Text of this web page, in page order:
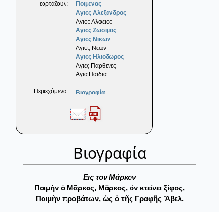
εορτάζουν:
Ποιμενας
Αγιος Αλεξανδρος
Αγιος Αλφειος
Αγιος Ζωσιμος
Αγιος Νικων
Αγιος Νεων
Αγιος Ηλιοδωρος
Αγιες Παρθενες
Αγια Παιδια
Περιεχόμενα: Βιογραφία
Βιογραφία
Eις τον Μάρκον
Ποιμὴν ὁ Μᾶρκος, Μᾶρκος, ὃν κτείνει ξίφος,
Ποιμὴν προβάτων, ὡς ὁ τῆς Γραφῆς Ἄβελ.